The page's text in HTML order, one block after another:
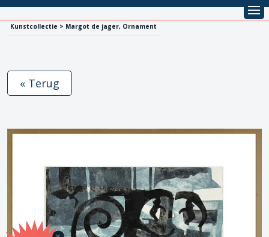
Kunstcollectie > Margot de jager, Ornament
« Terug